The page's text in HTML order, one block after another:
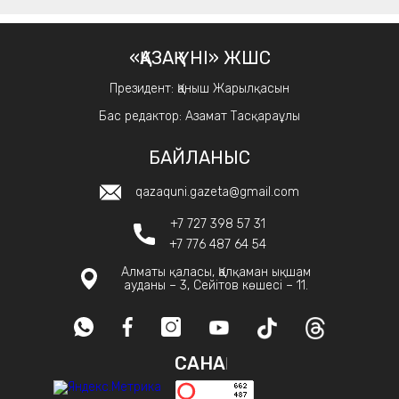
«ҚАЗАҚ ҮНІ» ЖШС
Президент: Қаныш Жарылқасын
Бас редактор: Азамат Тасқараұлы
БАЙЛАНЫС
qazaquni.gazeta@gmail.com
+7 727 398 57 31
+7 776 487 64 54
Алматы қаласы, Қалқаман ықшам
ауданы – 3, Сейітов көшесі – 11.
САНАҚ